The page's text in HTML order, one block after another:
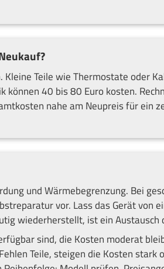
Teile wie Thermostate oder
40 bis 80 Euro kosten.
nahe am Neupreis für ein
und Wärmebegrenzung. Bei
vor. Lass das Gerät von
wiederherstellt, ist ein Austausch
sind, die Kosten moderat
Teile, steigen die Kosten stark